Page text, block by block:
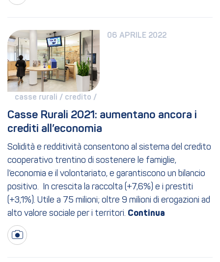
06 APRILE 2022
casse rurali / credito /
Casse Rurali 2021: aumentano ancora i
crediti all’economia
Solidità e redditività consentono al sistema del credito
cooperativo trentino di sostenere le famiglie,
l’economia e il volontariato, e garantiscono un bilancio
positivo. In crescita la raccolta (+7,6%) e i prestiti
(+3,1%). Utile a 75 milioni; oltre 9 milioni di erogazioni ad
alto valore sociale per i territori.